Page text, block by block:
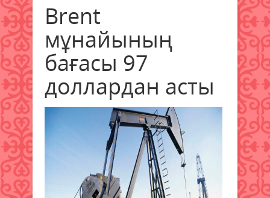
Brent
мұнайының
бағасы 97
доллардан асты